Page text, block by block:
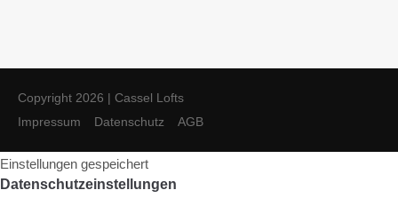
Copyright 2026 | Cassel Lofts
Impressum
Datenschutz AGB
Einstellungen gespeichert
Datenschutzeinstellungen